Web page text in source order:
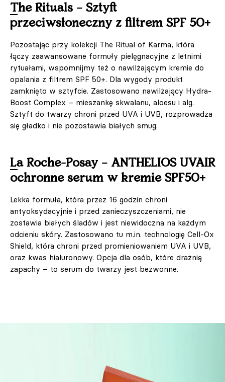
The Rituals – Sztyft
przeciwsłoneczny z filtrem SPF 50+
Pozostając przy kolekcji The Ritual of Karma, która
łączy zaawansowane formuły pielęgnacyjne z letnimi
rytuałami, wspomnijmy też o nawilżającym kremie do
opalania z filtrem SPF 50+. Dla wygody produkt
zamknięto w sztyfcie. Zastosowano nawilżający Hydra-
Boost Complex – mieszankę skwalanu, aloesu i alg.
Sztyft do twarzy chroni przed UVA i UVB, rozprowadza
się gładko i nie pozostawia białych smug.
La Roche-Posay – ANTHELIOS UVAIR
ochronne serum w kremie SPF50+
Lekka formuła, która przez 16 godzin chroni
antyoksydacyjnie i przed zanieczyszczeniami, nie
zostawia białych śladów i jest niewidoczna na każdym
odcieniu skóry. Zastosowano tu m.in. technologię Cell-Ox
Shield, która chroni przed promieniowaniem UVA i UVB,
oraz kwas hialuronowy. Opcja dla osób, które drażnią
zapachy – to serum do twarzy jest bezwonne.